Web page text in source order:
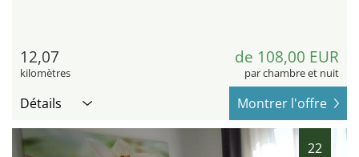
12,07
kilomètres
de 108,00 EUR
par chambre et nuit
Détails Montrer l'offre
22